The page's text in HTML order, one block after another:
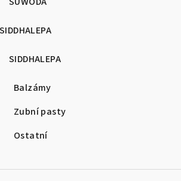
SIDDHALEPA
SIDDHALEPA
Balzámy
Zubní pasty
Ostatní